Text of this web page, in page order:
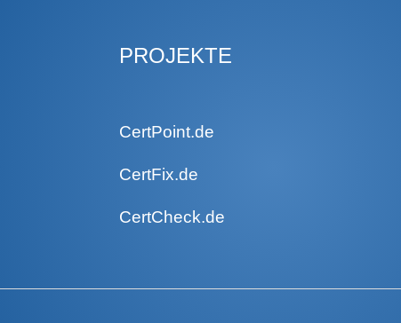
PROJEKTE
CertPoint.de
CertFix.de
CertCheck.de